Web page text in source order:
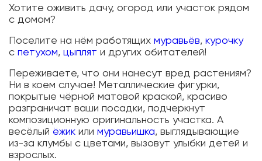
Хотите оживить дачу, огород или участок рядом
с домом?
Поселите на нём работящих муравьёв, курочку
с петухом, цыплят и других обитателей!
Переживаете, что они нанесут вред растениям?
Ни в коем случае! Металлические фигурки,
покрытые чёрной матовой краской, красиво
разграничат ваши посадки, подчеркнут
композиционную оригинальность участка. А
весёлый ёжик или муравьишка, выглядывающие
из-за клумбы с цветами, вызовут улыбки детей и
взрослых.